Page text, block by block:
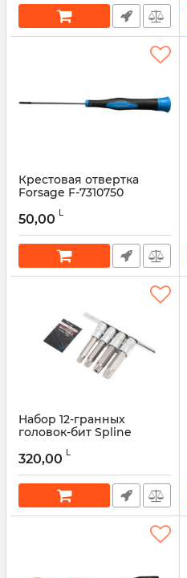
Крестовая отвертка
Forsage F-7310750
50,00 L
Набор 12-гранных
головок-бит Spline
предмета (M12, M14, M16 с
1/2"DR
49203
320,00 L